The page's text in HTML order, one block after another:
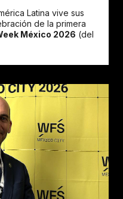
Latina vive sus
de la primera
México 2026 (del